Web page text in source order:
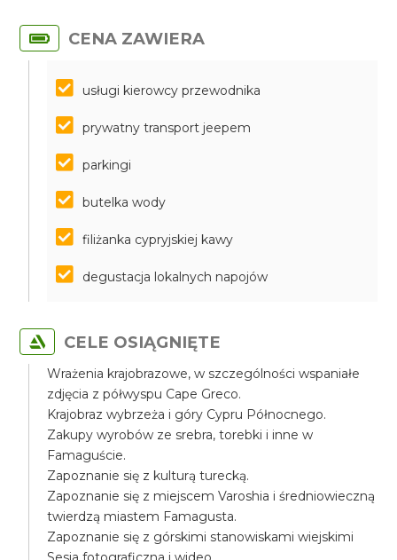
CENA ZAWIERA
usługi kierowcy przewodnika
prywatny transport jeepem
parkingi
butelka wody
filiżanka cypryjskiej kawy
degustacja lokalnych napojów
CELE OSIĄGNIĘTE
Wrażenia krajobrazowe, w szczególności wspaniałe
zdjęcia z półwyspu Cape Greco.
Krajobraz wybrzeża i góry Cypru Północnego.
Zakupy wyrobów ze srebra, torebki i inne w
Famaguście.
Zapoznanie się z kulturą turecką.
Zapoznanie się z miejscem Varoshia i średniowieczną
twierdzą miastem Famagusta.
Zapoznanie się z górskimi stanowiskami wiejskimi